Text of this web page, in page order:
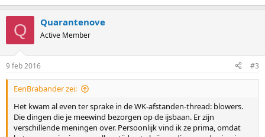
Q Quarantenove
Active Member
9 feb 2016 #3
EenBrabander zei:
Het kwam al even ter sprake in de WK-afstanden-thread: blowers.
Die dingen die je meewind bezorgen op de ijsbaan. Er zijn
verschillende meningen over. Persoonlijk vind ik ze prima, omdat